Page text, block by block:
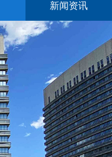
新闻资讯